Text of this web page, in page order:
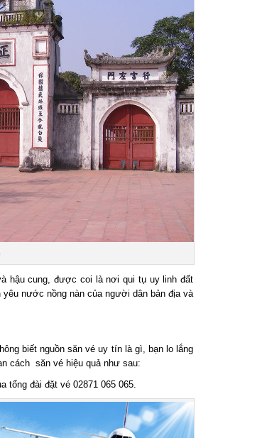
hậu cung, được coi là nơi qui tụ uy linh đất
nước nồng nàn của người dân bản địa và
biết nguồn săn vé uy tín là gì, bạn lo lắng
cách săn vé hiệu quả như sau:
đài đặt vé 02871 065 065.